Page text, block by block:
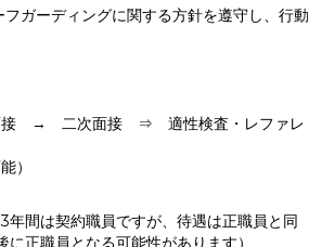
ガーディングに関する方針を遵守し、行動
→ 二次面接 ⇒ 適性検査・レファレ
）
年間は契約職員ですが、待遇は正職員と同
正職員となる可能性があります）